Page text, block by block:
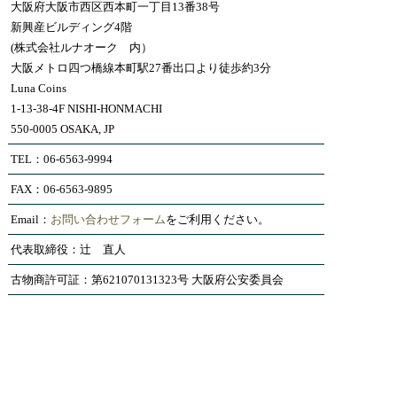
大阪府大阪市西区西本町一丁目13番38号
新興産ビルディング4階
(株式会社ルナオーク 内）
大阪メトロ四つ橋線本町駅27番出口より徒歩約3分
Luna Coins
1-13-38-4F NISHI-HONMACHI
550-0005 OSAKA, JP
TEL：06-6563-9994
FAX：06-6563-9895
Email： お問い合わせフォームをご利用ください。
代表取締役：辻 直人
古物商許可証：第621070131323号 大阪府公安委員会